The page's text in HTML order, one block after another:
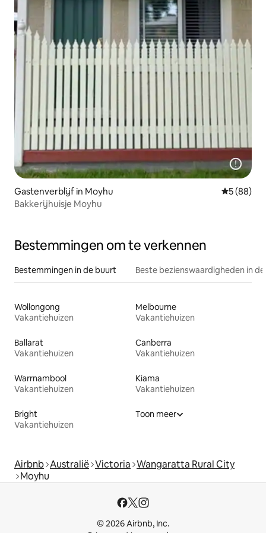
Gastenverblijf in Moyhu
5 (88)
Bakkerijhuisje Moyhu
Bestemmingen om te verkennen
Bestemmingen in de buurt Beste bezienswaardigheden in
Wollongong
Vakantiehuizen
Melbourne
Vakantiehuizen
Ballarat
Vakantiehuizen
Canberra
Vakantiehuizen
Warrnambool
Vakantiehuizen
Kiama
Vakantiehuizen
Bright
Vakantiehuizen
Toon meer
Airbnb Australië Victoria Wangaratta Rural City
Moyhu
© 2026 Airbnb, Inc.